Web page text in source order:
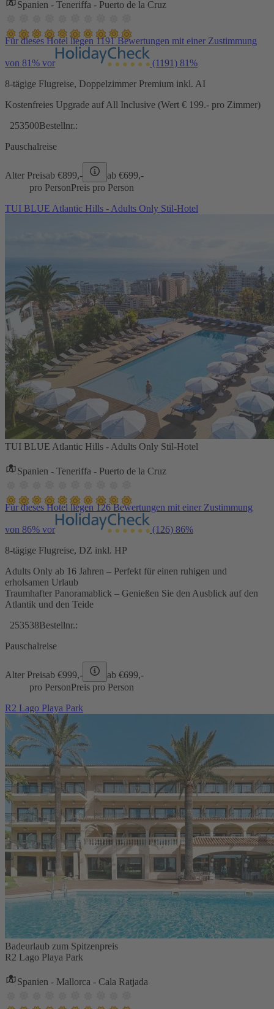
Spanien - Teneriffa - Puerto de la Cruz
Für dieses Hotel liegen 1191 Bewertungen mit einer Zustimmung
von 81% vor (1191) 81%
8-tägige Flugreise, Doppelzimmer Premium inkl. AI
Kostenfreies Upgrade auf All Inclusive (Wert € 199.- pro Zimmer)
253500Bestellnr.:
Pauschalreise
Alter Preisab €899,- ab €699,-
pro PersonPreis pro Person
TUI BLUE Atlantic Hills - Adults Only Stil-Hotel
TUI BLUE Atlantic Hills - Adults Only Stil-Hotel
Spanien - Teneriffa - Puerto de la Cruz
Für dieses Hotel liegen 126 Bewertungen mit einer Zustimmung
von 86% vor (126) 86%
8-tägige Flugreise, DZ inkl. HP
Adults Only ab 16 Jahren – Perfekt für einen ruhigen und
erholsamen Urlaub
Traumhafter Panoramablick – Genießen Sie den Ausblick auf den
Atlantik und den Teide
253538Bestellnr.:
Pauschalreise
Alter Preisab €999,- ab €699,-
pro PersonPreis pro Person
R2 Lago Playa Park
Badeurlaub zum Spitzenpreis
R2 Lago Playa Park
Spanien - Mallorca - Cala Ratjada